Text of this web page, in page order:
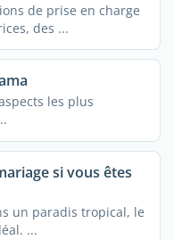
de prise en charge
des ...
les plus
si vous êtes
un paradis tropical, le
...